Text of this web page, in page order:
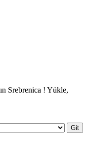
Srebrenica ! Yükle,